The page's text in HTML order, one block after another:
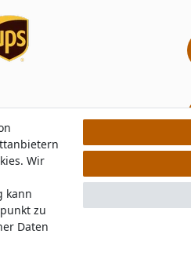
des Anbieters: 5 Verkaufs- und 3
Wir
kann
zu
Daten
Wir
kann
zu
Daten